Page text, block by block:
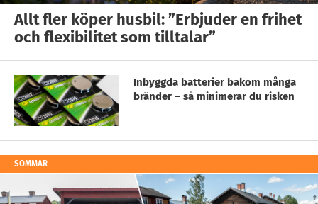
Allt fler köper husbil: ”Erbjuder en frihet
och flexibilitet som tilltalar”
Inbyggda batterier bakom många
bränder – så minimerar du risken
SOMMAR